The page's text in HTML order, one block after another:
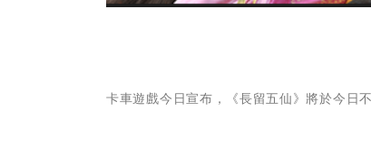
卡車遊戲今日宣布，《長留五仙》將於今日